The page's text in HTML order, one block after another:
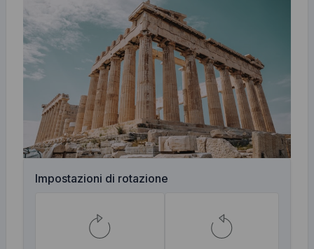
Impostazioni di rotazione